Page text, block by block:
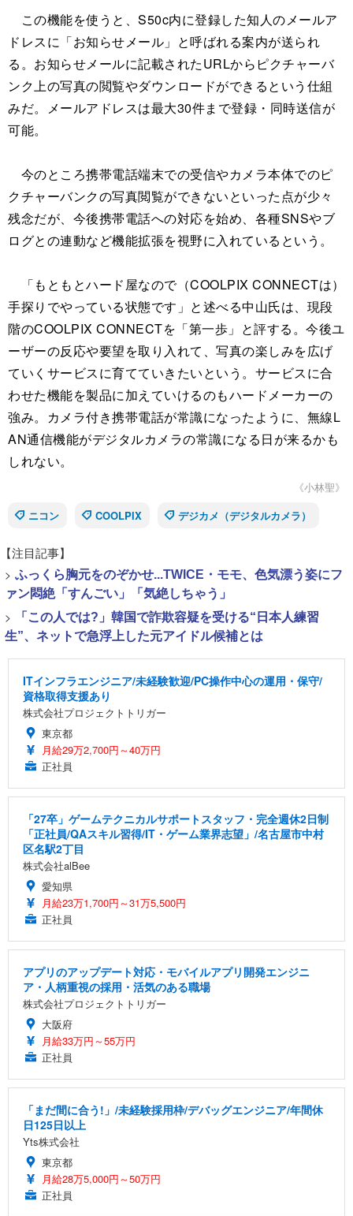
この機能を使うと、S50c内に登録した知人のメールア
ドレスに「お知らせメール」と呼ばれる案内が送られ
る。お知らせメールに記載されたURLからピクチャーバ
ンク上の写真の閲覧やダウンロードができるという仕組
みだ。メールアドレスは最大30件まで登録・同時送信が
可能。
今のところ携帯電話端末での受信やカメラ本体でのピ
クチャーバンクの写真閲覧ができないといった点が少々
残念だが、今後携帯電話への対応を始め、各種SNSやブ
ログとの連動など機能拡張を視野に入れているという。
「もともとハード屋なので（COOLPIX CONNECTは）
手探りでやっている状態です」と述べる中山氏は、現段
階のCOOLPIX CONNECTを「第一歩」と評する。今後ユ
ーザーの反応や要望を取り入れて、写真の楽しみを広げ
ていくサービスに育てていきたいという。サービスに合
わせた機能を製品に加えていけるのもハードメーカーの
強み。カメラ付き携帯電話が常識になったように、無線L
AN通信機能がデジタルカメラの常識になる日が来るかも
しれない。
《小林聖》
ニコン
COOLPIX デジカメ（デジタルカメラ）
【注目記事】
> ふっくら胸元をのぞかせ...TWICE・モモ、色気漂う姿にフ
ァン悶絶「すんごい」「気絶しちゃう」
>
「この人では?」韓国で詐欺容疑を受ける“日本人練習
生”、ネットで急浮上した元アイドル候補とは
ITインフラエンジニア/未経験歓迎/PC操作中心の運用・保守/
資格取得支援あり
株式会社プロジェクトトリガー
東京都
月給29万2,700円～40万円
正社員
「27卒」ゲームテクニカルサポートスタッフ・完全週休2日制
「正社員/QAスキル習得/IT・ゲーム業界志望」/名古屋市中村
区名駅2丁目
株式会社alBee
愛知県
月給23万1,700円～31万5,500円
正社員
アプリのアップデート対応・モバイルアプリ開発エンジニ
ア・人柄重視の採用・活気のある職場
株式会社プロジェクトトリガー
大阪府
月給33万円～55万円
正社員
「まだ間に合う!」/未経験採用枠/デバッグエンジニア/年間休
日125日以上
Yts株式会社
東京都
月給28万5,000円～50万円
正社員